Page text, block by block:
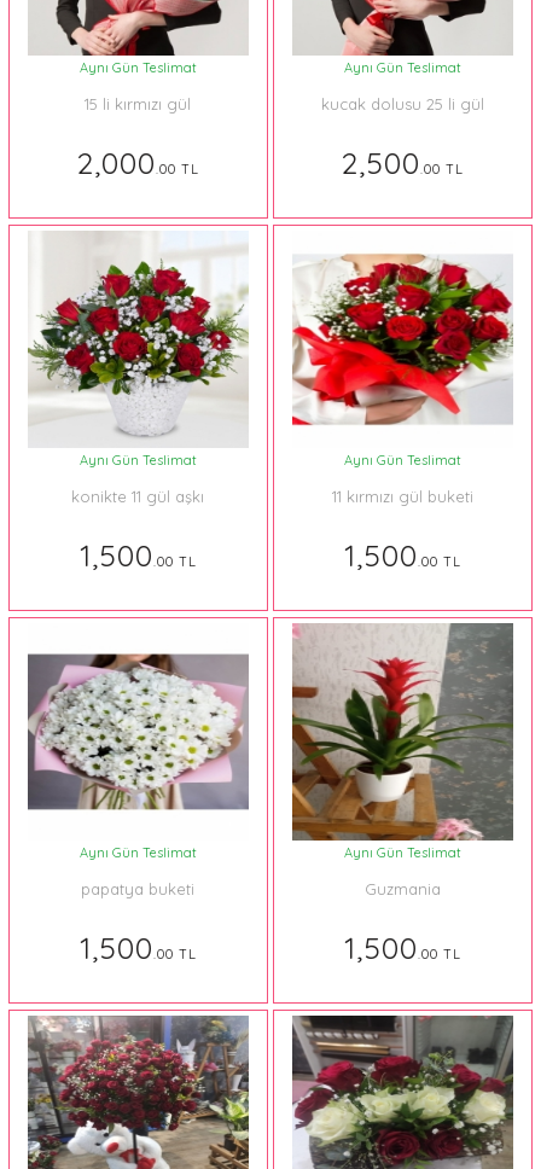
Aynı Gün Teslimat
15 li kırmızı gül
2,000.00 TL
Aynı Gün Teslimat
kucak dolusu 25 li gül
2,500.00 TL
Aynı Gün Teslimat
konikte 11 gül aşkı
1,500.00 TL
Aynı Gün Teslimat
11 kırmızı gül buketi
1,500.00 TL
Aynı Gün Teslimat
papatya buketi
1,500.00 TL
Aynı Gün Teslimat
Guzmania
1,500.00 TL